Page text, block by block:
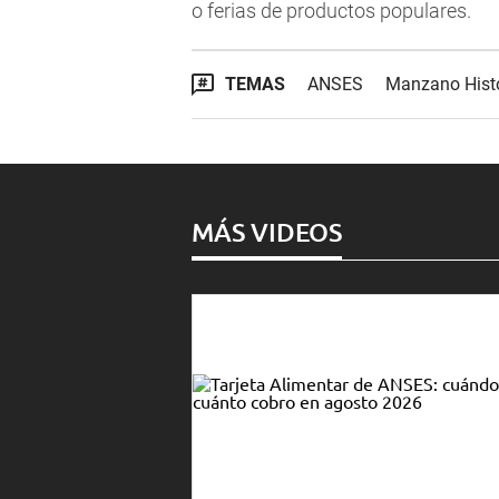
o ferias de productos populares.
TEMAS ANSES Manzano
MÁS VIDEOS